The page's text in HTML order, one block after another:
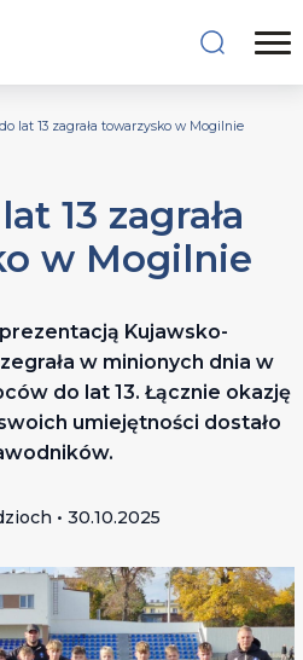
lat 13 zagrała towarzysko w Mogilnie
13 zagrała
w Mogilnie
Kujawsko-
w minionych dnia w
do lat 13. Łącznie okazję
umiejętności dostało
• 30.10.2025